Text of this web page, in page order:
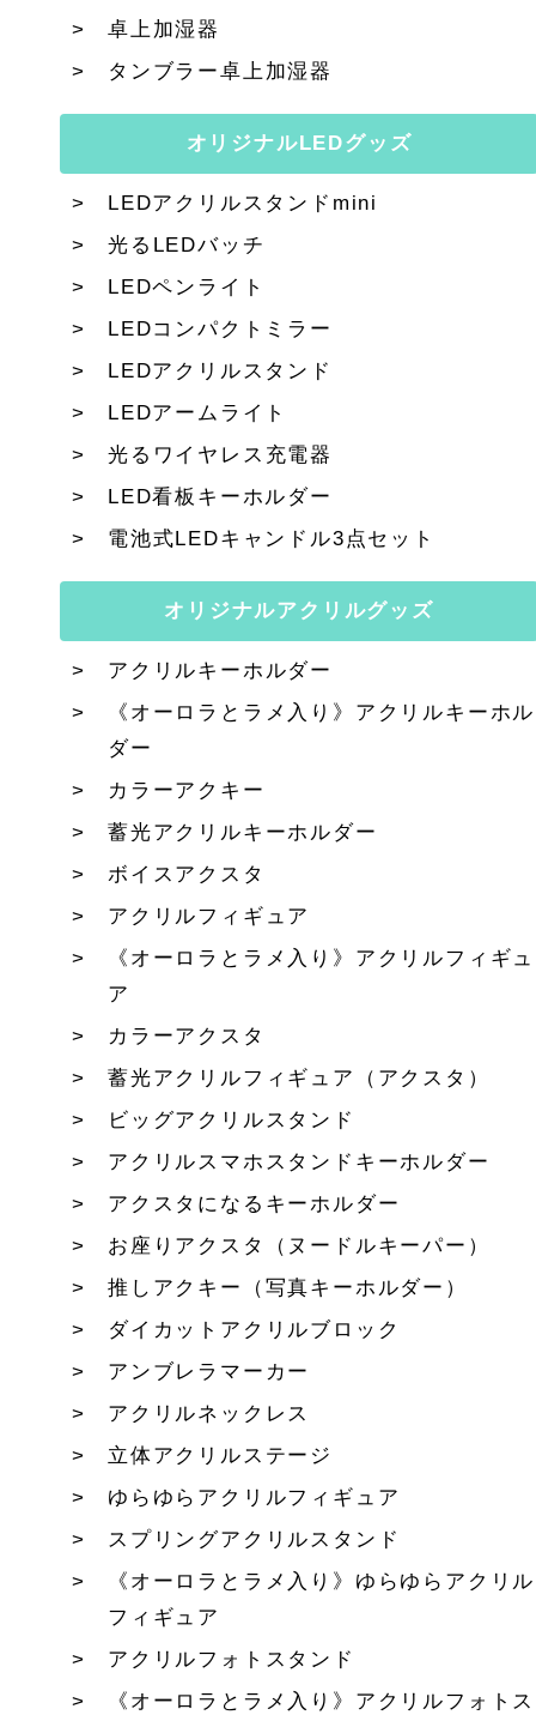
卓上加湿器
タンブラー卓上加湿器
オリジナルLEDグッズ
LEDアクリルスタンドmini
光るLEDバッチ
LEDペンライト
LEDコンパクトミラー
LEDアクリルスタンド
LEDアームライト
光るワイヤレス充電器
LED看板キーホルダー
電池式LEDキャンドル3点セット
オリジナルアクリルグッズ
アクリルキーホルダー
《オーロラとラメ入り》アクリルキーホル
ダー
カラーアクキー
蓄光アクリルキーホルダー
ボイスアクスタ
アクリルフィギュア
《オーロラとラメ入り》アクリルフィギュ
ア
カラーアクスタ
蓄光アクリルフィギュア（アクスタ）
ビッグアクリルスタンド
アクリルスマホスタンドキーホルダー
アクスタになるキーホルダー
お座りアクスタ（ヌードルキーパー）
推しアクキー（写真キーホルダー）
ダイカットアクリルブロック
アンブレラマーカー
アクリルネックレス
立体アクリルステージ
ゆらゆらアクリルフィギュア
スプリングアクリルスタンド
《オーロラとラメ入り》ゆらゆらアクリル
フィギュア
アクリルフォトスタンド
《オーロラとラメ入り》アクリルフォトス